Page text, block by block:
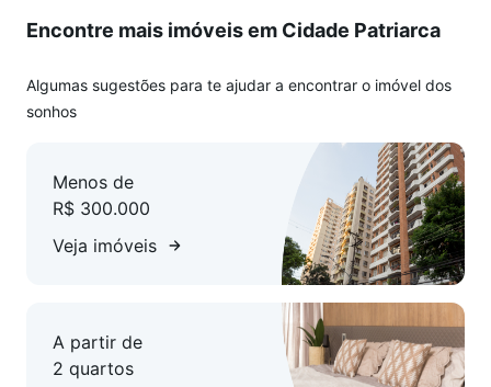
Encontre mais imóveis em Cidade Patriarca
Algumas sugestões para te ajudar a encontrar o imóvel dos
sonhos
Menos de
R$ 300.000
Veja imóveis
A partir de
2 quartos